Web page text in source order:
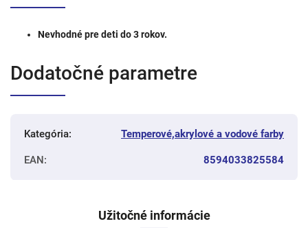
Nevhodné pre deti do 3 rokov.
Dodatočné parametre
Kategória: Temperové,akrylové a vodové farby
EAN: 8594033825584
Užitočné informácie